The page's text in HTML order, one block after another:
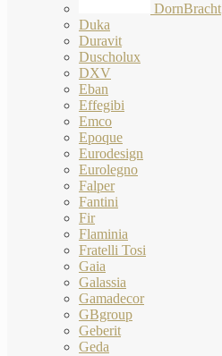
DornBracht
Duka
Duravit
Duscholux
DXV
Eban
Effegibi
Emco
Epoque
Eurodesign
Eurolegno
Falper
Fantini
Fir
Flaminia
Fratelli Tosi
Gaia
Galassia
Gamadecor
GBgroup
Geberit
Geda